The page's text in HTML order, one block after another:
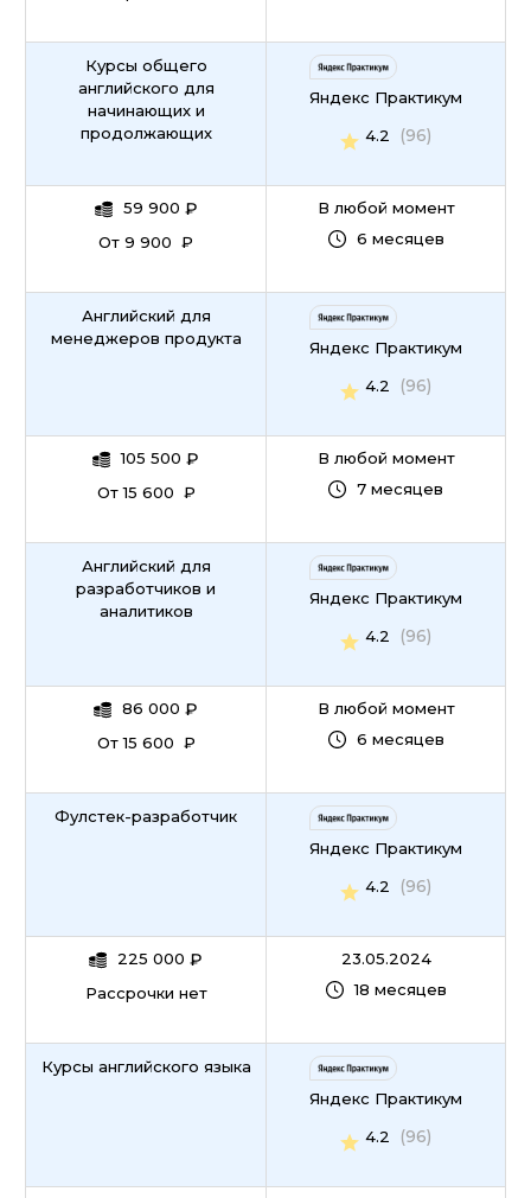
Курсы общего
английского для
начинающих и
продолжающих
59 900 ₽
От 9 900 ₽
Яндекс Практикум
4.2
(96)
В любой момент
6 месяцев
Английский для
менеджеров продукта
105 500 ₽
От 15 600 ₽
Яндекс Практикум
4.2
(96)
В любой момент
7 месяцев
Английский для
разработчиков и
аналитиков
86 000 ₽
От 15 600 ₽
Яндекс Практикум
4.2
(96)
В любой момент
6 месяцев
Фулстек-разработчик
225 000 ₽
Рассрочки нет
Яндекс Практикум
4.2
(96)
23.05.2024
18 месяцев
Курсы английского языка
Яндекс Практикум
4.2
(96)